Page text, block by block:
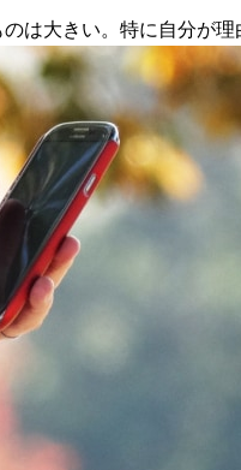
は大きい。特に自分が